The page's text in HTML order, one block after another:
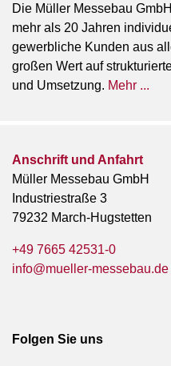
Die Müller Messebau
mehr als 20 Jahren
gewerbliche Kunden aus
großen Wert auf
und Umsetzung. Mehr ...
Anschrift und Anfahrt
Müller Messebau GmbH
Industriestraße 3
79232 March-Hugstetten
+49 7665 42531-0
info@mueller-messebau.de
Folgen Sie uns